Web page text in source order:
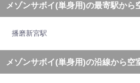
メゾンサボイ(単身用)の最寄駅から
播磨新宮駅
メゾンサボイ(単身用)の沿線から空